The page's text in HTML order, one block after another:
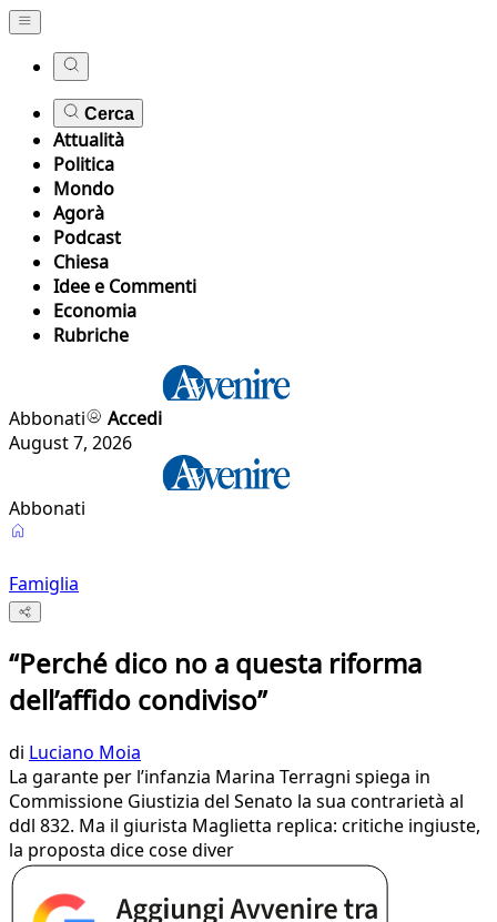
Cerca
Attualità
Politica
Mondo
Agorà
Podcast
Chiesa
Idee e Commenti
Economia
Rubriche
Abbonati
Accedi
August 7, 2026
Abbonati
Famiglia
“Perché dico no a questa riforma
dell’affido condiviso”
di Luciano Moia
La garante per l’infanzia Marina Terragni spiega in
Commissione Giustizia del Senato la sua contrarietà al
ddl 832. Ma il giurista Maglietta replica: critiche ingiuste,
la proposta dice cose diver